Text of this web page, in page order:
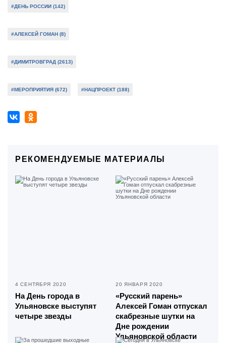
#ДЕНЬ РОССИИ (142)
#АЛЕКСЕЙ ГОМАН (8)
#ДИМИТРОВГРАД (2613)
#МЕРОПРИЯТИЯ (672) #НАЦПРОЕКТ (188)
РЕКОМЕНДУЕМЫЕ МАТЕРИАЛЫ
4 СЕНТЯБРЯ 2020
На День города в
Ульяновске выступят
четыре звезды
20 ЯНВАРЯ 2020
«Русский парень»
Алексей Гоман отпускал
скабрезные шутки на
Дне рождении
Ульяновской области